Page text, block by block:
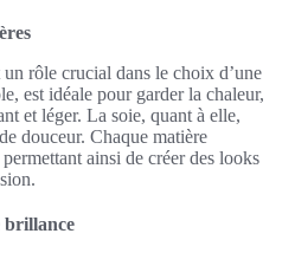
rôle crucial dans le choix d’une
est idéale pour garder la chaleur,
et léger. La soie, quant à elle,
douceur. Chaque matière
ainsi de créer des looks
brillance